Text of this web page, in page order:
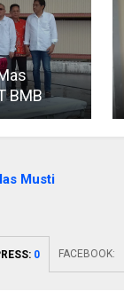
BMB
Musti
0 FACEBOOK: